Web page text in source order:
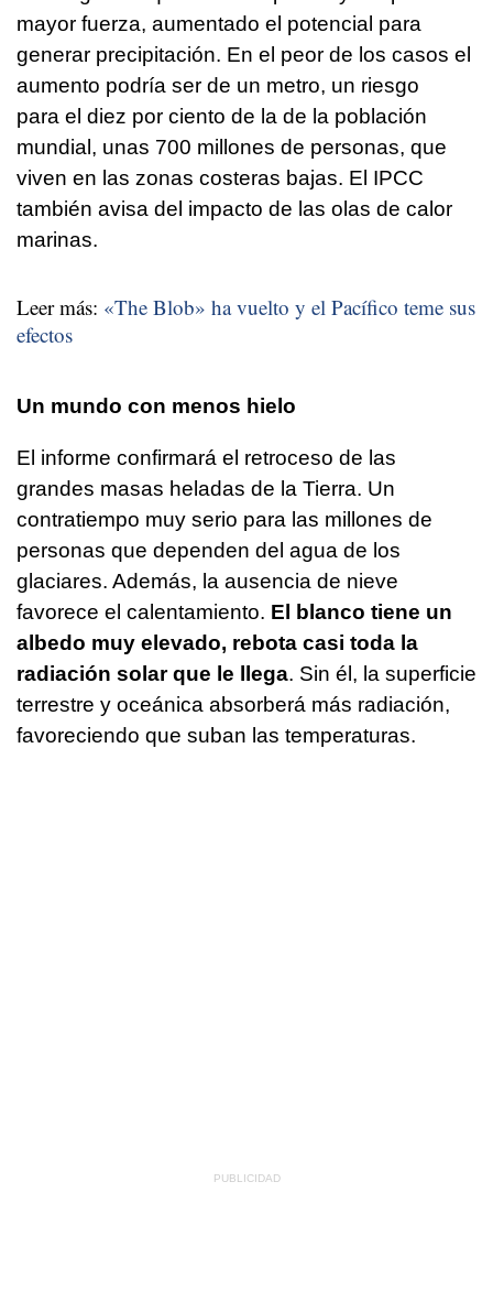
mayor fuerza, aumentado el potencial para
generar precipitación. En el peor de los casos el
aumento podría ser de un metro, un riesgo
para el diez por ciento de la de la población
mundial, unas 700 millones de personas, que
viven en las zonas costeras bajas. El IPCC
también avisa del impacto de las olas de calor
marinas.
Leer más: «The Blob» ha vuelto y el Pacífico teme sus
efectos
Un mundo con menos hielo
El informe confirmará el retroceso de las
grandes masas heladas de la Tierra. Un
contratiempo muy serio para las millones de
personas que dependen del agua de los
glaciares. Además, la ausencia de nieve
favorece el calentamiento. El blanco tiene un
albedo muy elevado, rebota casi toda la
radiación solar que le llega. Sin él, la superficie
terrestre y oceánica absorberá más radiación,
favoreciendo que suban las temperaturas.